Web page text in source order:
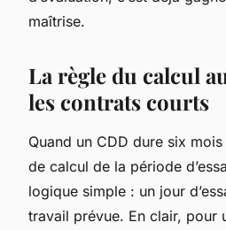
maîtrise.
La règle du calcul
les contrats courts
Quand un CDD dure six
de calcul de la période
logique simple : un jour
travail prévue. En clair, pour